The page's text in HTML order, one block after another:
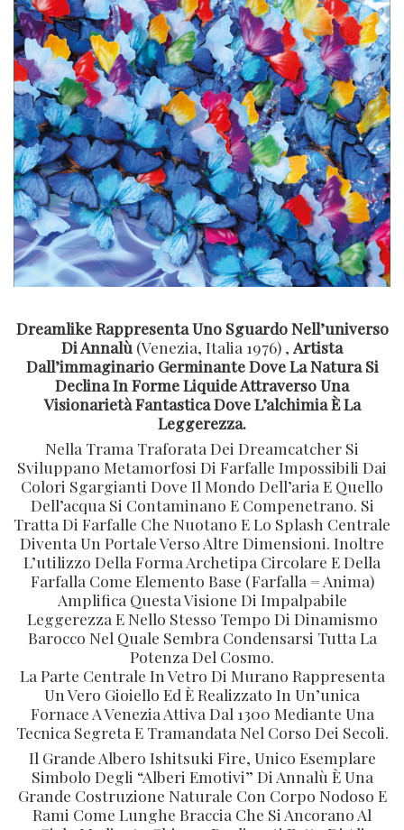
Dreamlike Rappresenta Uno Sguardo Nell’universo
Di Annalù (Venezia, Italia 1976) , Artista
Dall’immaginario Germinante Dove La Natura Si
Declina In Forme Liquide Attraverso Una
Visionarietà Fantastica Dove L’alchimia È La
Leggerezza.
Nella Trama Traforata Dei Dreamcatcher Si
Sviluppano Metamorfosi Di Farfalle Impossibili Dai
Colori Sgargianti Dove Il Mondo Dell’aria E Quello
Dell’acqua Si Contaminano E Compenetrano. Si
Tratta Di Farfalle Che Nuotano E Lo Splash Centrale
Diventa Un Portale Verso Altre Dimensioni. Inoltre
L’utilizzo Della Forma Archetipa Circolare E Della
Farfalla Come Elemento Base (farfalla = Anima)
Amplifica Questa Visione Di Impalpabile
Leggerezza E Nello Stesso Tempo Di Dinamismo
Barocco Nel Quale Sembra Condensarsi Tutta La
Potenza Del Cosmo.
La Parte Centrale In Vetro Di Murano Rappresenta
Un Vero Gioiello Ed È Realizzato In Un’unica
Fornace A Venezia Attiva Dal 1300 Mediante Una
Tecnica Segreta E Tramandata Nel Corso Dei Secoli.
Il Grande Albero Ishitsuki Fire, Unico Esemplare
Simbolo Degli “alberi Emotivi” Di Annalù È Una
Grande Costruzione Naturale Con Corpo Nodoso E
Rami Come Lunghe Braccia Che Si Ancorano Al